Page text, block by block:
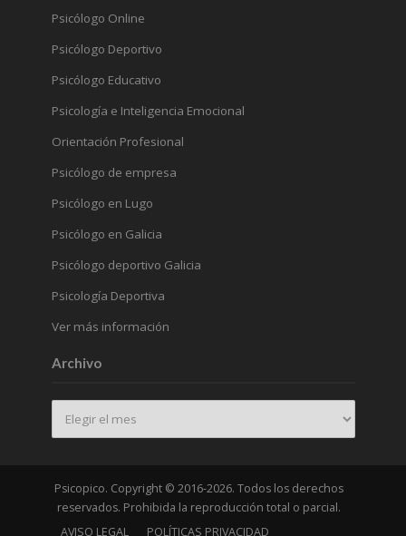
Psicólogo Online
Psicólogo Deportivo
Psicólogo Educativo
Psicología e Inteligencia Emocional
Orientación Profesional
Psicólogo de empresa
Psicólogo en Lugo
Psicólogo en Galicia
Psicólogo deportivo Galicia
Psicología Deportiva
Ver más información
Archivo
Archivo
Psicopico. Copyright © 2016-2026. Todos los derechos
reservados. Prohibida la reproducción total o parcial.
AVISO LEGAL
POLÍTICAS PRIVACIDAD